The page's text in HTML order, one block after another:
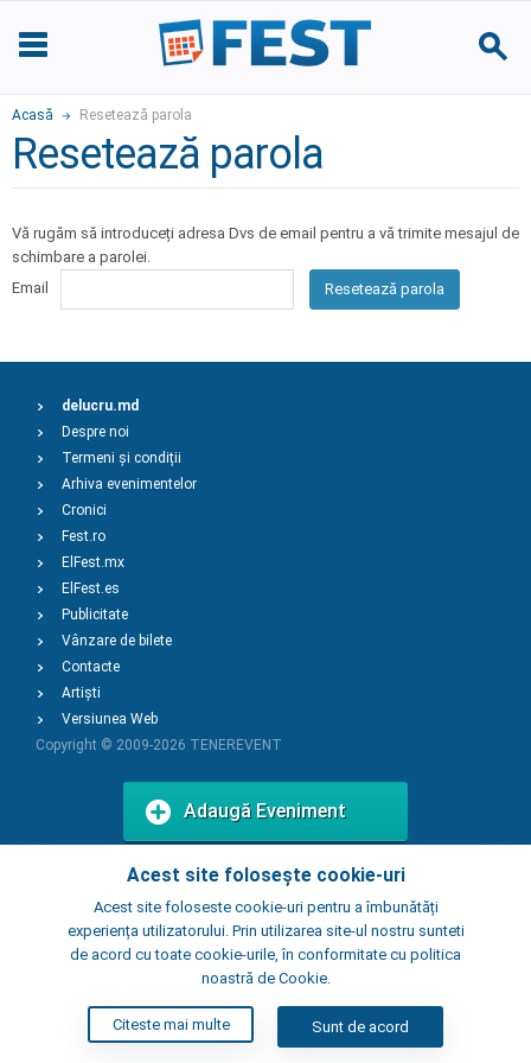
Acasă Resetează parola
Resetează parola
Vă rugăm să introduceți adresa Dvs de email pentru a vă trimite mesajul de
schimbare a parolei.
Email
Resetează parola
Acest site folosește cookie-uri
Acest site foloseste cookie-uri pentru a îmbunătăți
experiența utilizatorului. Prin utilizarea site-ul nostru sunteti
de acord cu toate cookie-urile, în conformitate cu politica
noastră de Cookie.
Citeste mai multe Sunt de acord
delucru.md
Despre noi
Termeni și condiții
Arhiva evenimentelor
Cronici
Fest.ro
ElFest.mx
ElFest.es
Publicitate
Vânzare de bilete
Contacte
Artiști
Versiunea Web
Copyright © 2009-2026 TENEREVENT
Adaugă Eveniment
Adaugă Local